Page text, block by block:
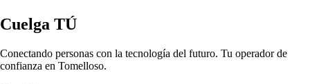
Cuelga TÚ
Conectando personas con la tecnología del futuro. Tu operador de
confianza en Tomelloso.